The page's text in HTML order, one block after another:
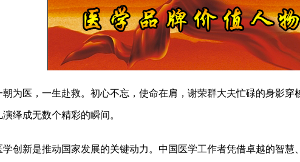
朝为医，一生赴救。初心不忘，使命在肩，谢荣群大夫忙碌的身影穿
绎成无数个精彩的瞬间。
学创新是推动国家发展的关键动力。中国医学工作者凭借卓越的智慧